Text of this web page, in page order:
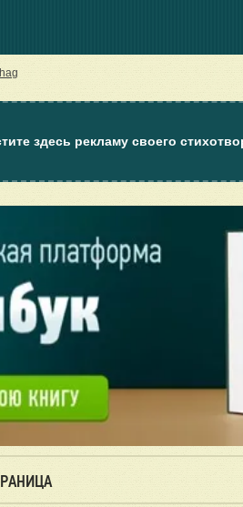
здесь рекламу своего